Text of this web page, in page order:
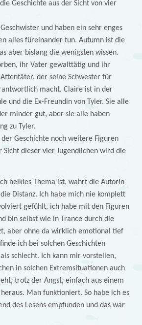
Geschichte aus der Sicht von vier
und haben ein sehr enges
alles füreinander tun. Autumn ist die
aber bislang die wenigsten wissen.
ihr Vater gewalttätig und ihr
der seine Schwester für
macht. Claire ist in der
und die Ex-Freundin von Tyler. Sie alle
minder gut, aber sie alle haben
zu Tyler.
Geschichte noch weitere Figuren
Sicht dieser vier Jugendlichen wird die
heikles Thema ist, wahrt die Autorin
die Distanz. Ich habe mich nie komplett
gefühlt, ich habe mit den Figuren
bin selbst wie in Trance durch die
aber ohne da wirklich emotional tief
ich bei solchen Geschichten
schlecht. Ich kann mir vorstellen,
in solchen Extremsituationen auch
trotz der Angst, einfach aus einem
Man funktioniert. So habe ich es
des Lesens empfunden und das war